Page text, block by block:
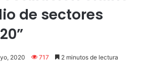
de sectores
2020 717 2 minutos de lectura